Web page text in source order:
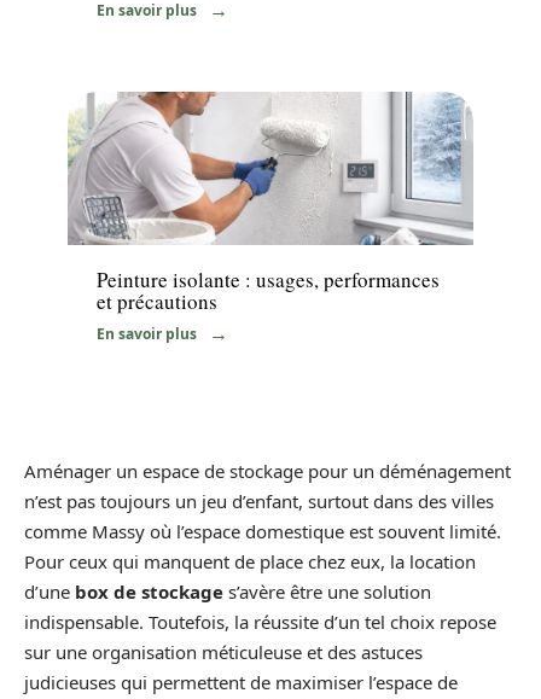
En savoir plus
Travaux
Peinture isolante : usages, performances
et précautions
En savoir plus
Aménager un espace de stockage pour un déménagement
n’est pas toujours un jeu d’enfant, surtout dans des villes
comme Massy où l’espace domestique est souvent limité.
Pour ceux qui manquent de place chez eux, la location
d’une box de stockage s’avère être une solution
indispensable. Toutefois, la réussite d’un tel choix repose
sur une organisation méticuleuse et des astuces
judicieuses qui permettent de maximiser l’espace de